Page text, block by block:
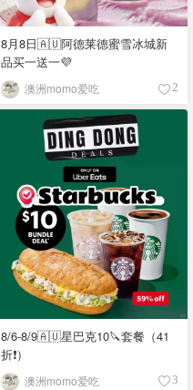
8月8日🇦🇺阿德莱德蜜雪冰城新
品买一送一💜
澳洲momo爱吃 2
8/6-8/9🇦🇺星巴克10🔪套餐（41
折❗）
澳洲momo爱吃 3